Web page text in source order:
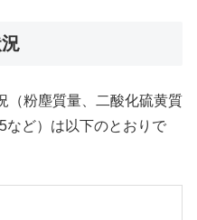
（粉塵質量、二酸化硫黄質
など）は以下のとおりで